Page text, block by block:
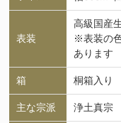
表装
高級国産
※表装の
あります
箱 桐箱入り
主な宗派 浄土真宗